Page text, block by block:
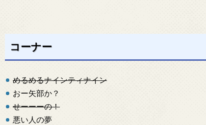
コーナー
めるめるナインティナイン
おー矢部か？
せーーーの！
悪い人の夢